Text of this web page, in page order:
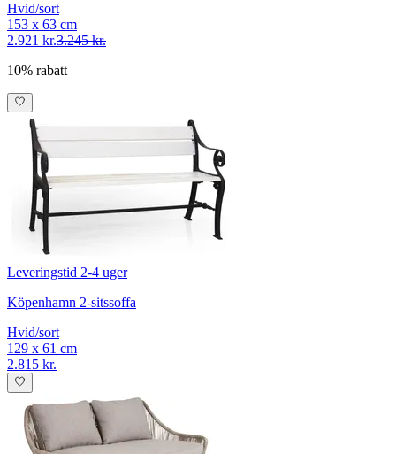
Hvid/sort
153 x 63 cm
2.921 kr.3.245 kr.
10% rabatt
Leveringstid 2-4 uger
Köpenhamn 2-sitssoffa
Hvid/sort
129 x 61 cm
2.815 kr.